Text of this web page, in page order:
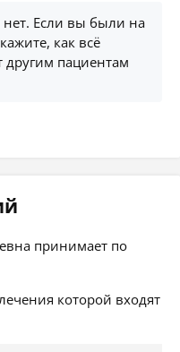
нет. Если вы были на
как всё
пациентам
принимает по
которой входят